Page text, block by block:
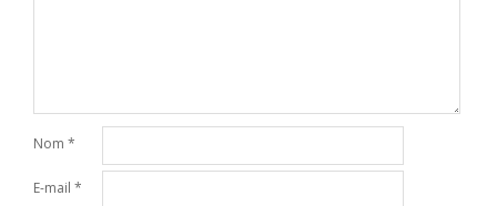
Nom *
E-mail *